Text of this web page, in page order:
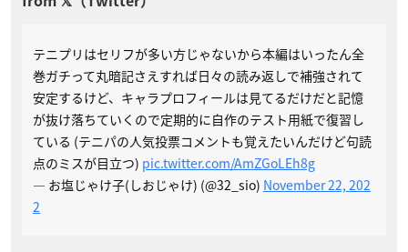
テニプリはセリフが多い方じゃないから本編はいったん全
巻ガチって丸暗記さえすれば日々の読み返しで補強されて
安定するけど、キャラプロフィールは見てるだけだと記憶
が抜け落ちていくので定期的に自作のテスト用紙で復習し
ている (テニパの人気投票コメントも覚えたいんだけど句読
点のミスが目立つ) pic.twitter.com/AmZGoLEh8g
— お塩じゃけ子(しおじゃけ) (@32_sio) November 22, 202
2